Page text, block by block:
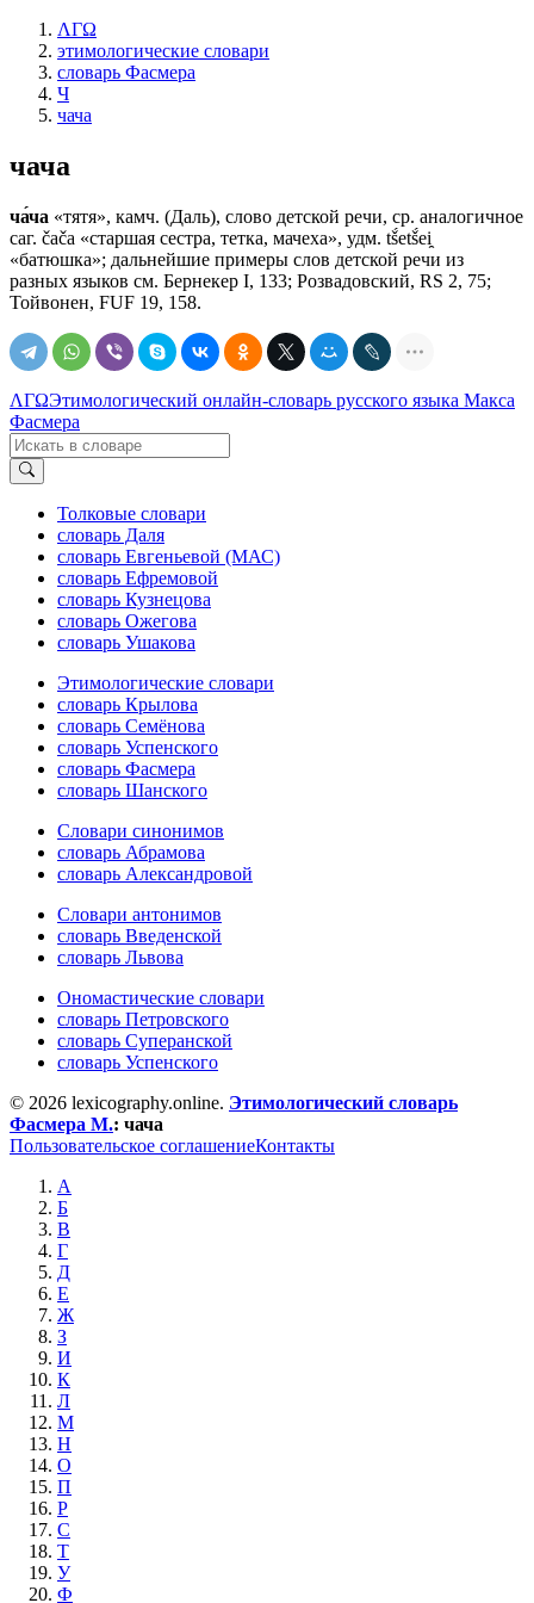
ΛΓΩ
этимологические словари
словарь Фасмера
Ч
чача
чача
ча́ча «тятя», камч. (Даль), слово детской речи, ср. аналогичное
саг. čаčа «старшая сестра, тетка, мачеха», удм. tš́etš́ei̯
«батюшка»; дальнейшие примеры слов детской речи из
разных языков см. Бернекер I, 133; Розвадовский, RS 2, 75;
Тойвонен, FUF 19, 158.
ΛΓΩЭтимологический онлайн-словарь русского языка Макса
Фасмера
Толковые словари
словарь Даля
словарь Евгеньевой (МАС)
словарь Ефремовой
словарь Кузнецова
словарь Ожегова
словарь Ушакова
Этимологические словари
словарь Крылова
словарь Семёнова
словарь Успенского
словарь Фасмера
словарь Шанского
Словари синонимов
словарь Абрамова
словарь Александровой
Словари антонимов
словарь Введенской
словарь Львова
Ономастические словари
словарь Петровского
словарь Суперанской
словарь Успенского
© 2026 lexicography.online. Этимологический словарь
Фасмера М.: чача
Пользовательское соглашениеКонтакты
А
Б
В
Г
Д
Е
Ж
З
И
К
Л
М
Н
О
П
Р
С
Т
У
Ф